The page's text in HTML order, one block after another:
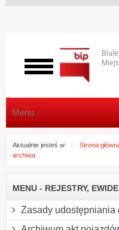
Włącz
menu
Menu
Aktualnie jesteś w: Strona
archiwa
MENU - REJESTRY,
Zasady udostępniania